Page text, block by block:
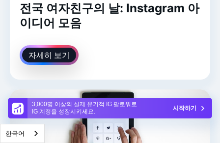
3,000명 이상의 실제 유기적 IG 팔로워로
IG 계정을 성장시키세요.
시작하기
전국 여자친구의 날: Instagram 아
이디어 모음
자세히 보기
한국어